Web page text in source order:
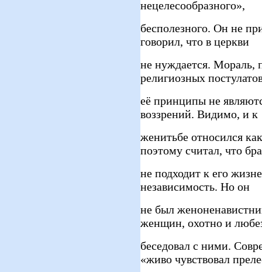
нецелесообразного»,
бесполезного. Он не
говорил, что в церкви
не нуждается. Мораль,
религиозных
её принципы не
воззрений. Видимо, и к
женитьбе относился
поэтому считал, что
не подходит к его
независимость. Но он
не был
женщин, охотно и
беседовал с ними.
«живо чувствовал